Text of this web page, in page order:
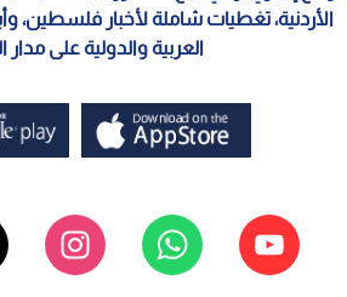
الأردنية، تغطيات شاملة لأخبار فلسطين،
العربية والدولية على مدار